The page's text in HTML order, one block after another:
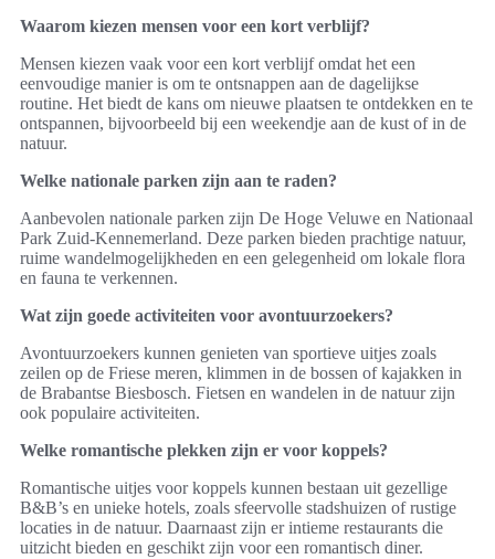
Waarom kiezen mensen voor een kort verblijf?
Mensen kiezen vaak voor een kort verblijf omdat het een
eenvoudige manier is om te ontsnappen aan de dagelijkse
routine. Het biedt de kans om nieuwe plaatsen te ontdekken en te
ontspannen, bijvoorbeeld bij een weekendje aan de kust of in de
natuur.
Welke nationale parken zijn aan te raden?
Aanbevolen nationale parken zijn De Hoge Veluwe en Nationaal
Park Zuid-Kennemerland. Deze parken bieden prachtige natuur,
ruime wandelmogelijkheden en een gelegenheid om lokale flora
en fauna te verkennen.
Wat zijn goede activiteiten voor avontuurzoekers?
Avontuurzoekers kunnen genieten van sportieve uitjes zoals
zeilen op de Friese meren, klimmen in de bossen of kajakken in
de Brabantse Biesbosch. Fietsen en wandelen in de natuur zijn
ook populaire activiteiten.
Welke romantische plekken zijn er voor koppels?
Romantische uitjes voor koppels kunnen bestaan uit gezellige
B&B’s en unieke hotels, zoals sfeervolle stadshuizen of rustige
locaties in de natuur. Daarnaast zijn er intieme restaurants die
uitzicht bieden en geschikt zijn voor een romantisch diner.